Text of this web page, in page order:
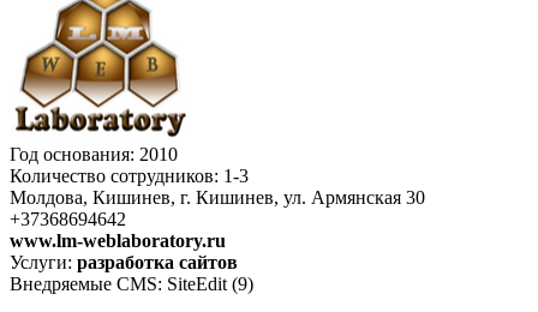
Год основания: 2010
Количество сотрудников: 1-3
Молдова, Кишинев, г. Кишинев, ул. Армянская 30
+37368694642
www.lm-weblaboratory.ru
Услуги: разработка сайтов
Внедряемые CMS: SiteEdit (9)